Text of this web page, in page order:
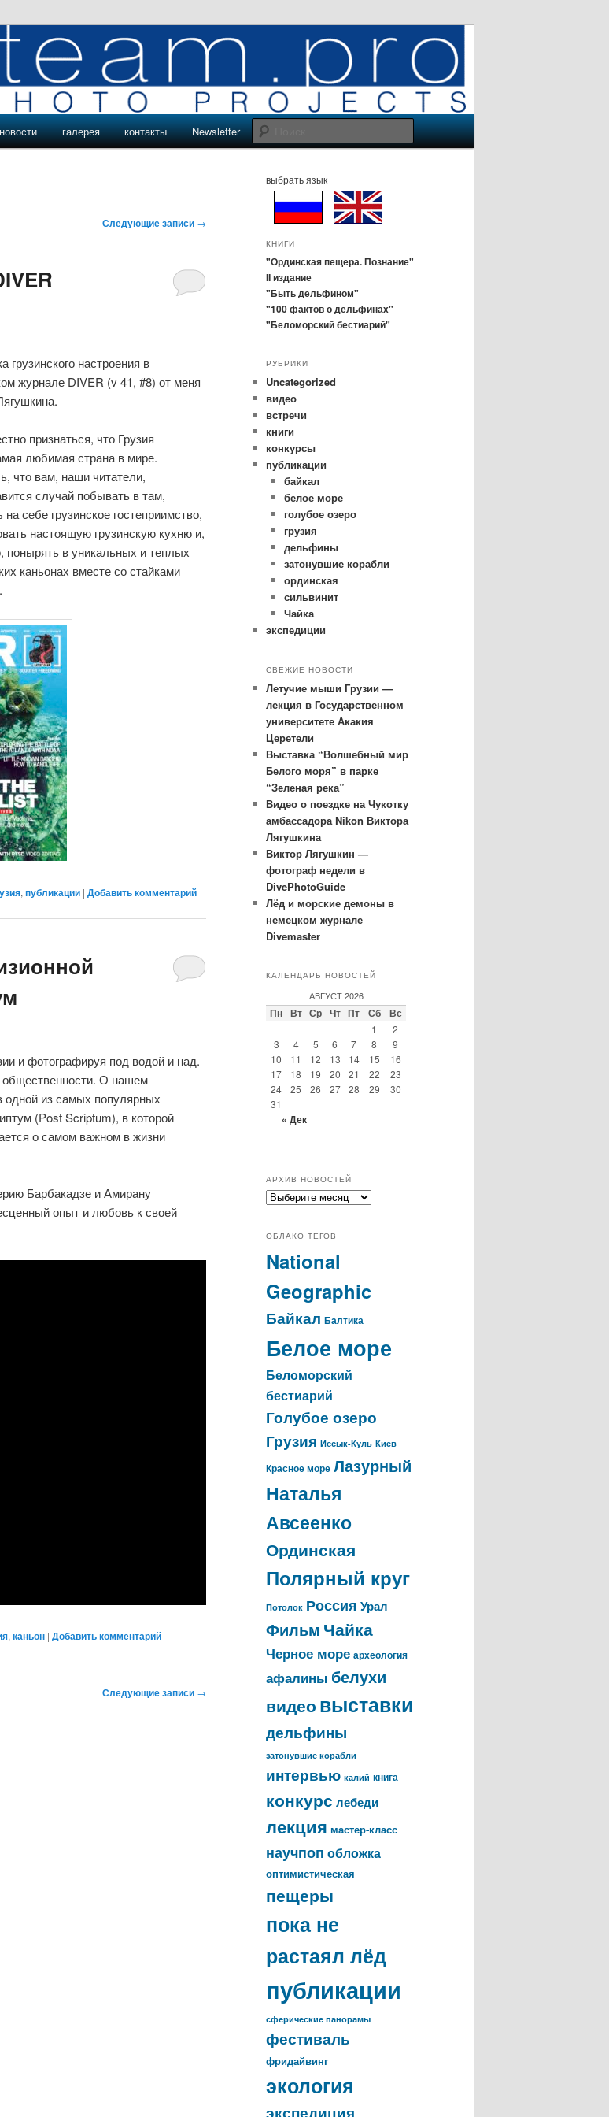
phototeam.pro
Поиск
новости галерея контакты Newsletter
Следующие записи →
грузинского настроения в
журнале DIVER (v 41, #8) от меня
признаться, что Грузия
любимая страна в мире.
что вам, наши читатели,
случай побывать в там,
на себе грузинское гостеприимство,
настоящую грузинскую кухню и,
понырять в уникальных и теплых
каньонах вместе со стайками
, публикации | Добавить комментарий
и фотографируя под водой и над.
общественности. О нашем
одной из самых популярных
(Post Scriptum), в которой
о самом важном в жизни
Барбакадзе и Амирану
опыт и любовь к своей
, каньон | Добавить комментарий
Следующие записи →
выбрать язык
КНИГИ
"Ординская пещера. Познание"
II издание
"Быть дельфином"
"100 фактов о дельфинах"
"Беломорский бестиарий"
РУБРИКИ
Uncategorized
видео
встречи
книги
конкурсы
публикации
байкал
белое море
голубое озеро
грузия
дельфины
затонувшие корабли
ординская
сильвинит
Чайка
экспедиции
СВЕЖИЕ НОВОСТИ
Летучие мыши Грузии —
лекция в Государственном
университете Акакия
Церетели
Выставка “Волшебный мир
Белого моря” в парке
“Зеленая река”
Видео о поездке на Чукотку
амбассадора Nikon Виктора
Лягушкина
Виктор Лягушкин —
фотограф недели в
DivePhotoGuide
Лёд и морские демоны в
немецком журнале
Divemaster
КАЛЕНДАРЬ НОВОСТЕЙ
АВГУСТ 2026
Пн Вт Ср Чт Пт Сб Вс
1
2
3
4 5 6 7 8
9
10
11 12 13 14 15
16
17
18 19 20 21 22
23
24
25 26 27 28 29
30
31
« Дек
АРХИВ НОВОСТЕЙ
архив
ОБЛАКО ТЕГОВ
National
Geographic
Байкал Балтика
Белое море
Беломорский
бестиарий
Голубое озеро
Грузия Иссык-Куль Киев
Красное море Лазурный
Наталья
Авсеенко
Ординская
Полярный круг
Потолок Россия Урал
Фильм Чайка
Черное море археология
афалины белухи
видеовыставки
дельфины
затонувшие корабли
интервью калий книга
конкурс лебеди
лекция мастер-класс
научпоп обложка
оптимистическая
пещеры
пока не
растаял лёд
публикации
сферические панорамы
фестиваль
фридайвинг
экология